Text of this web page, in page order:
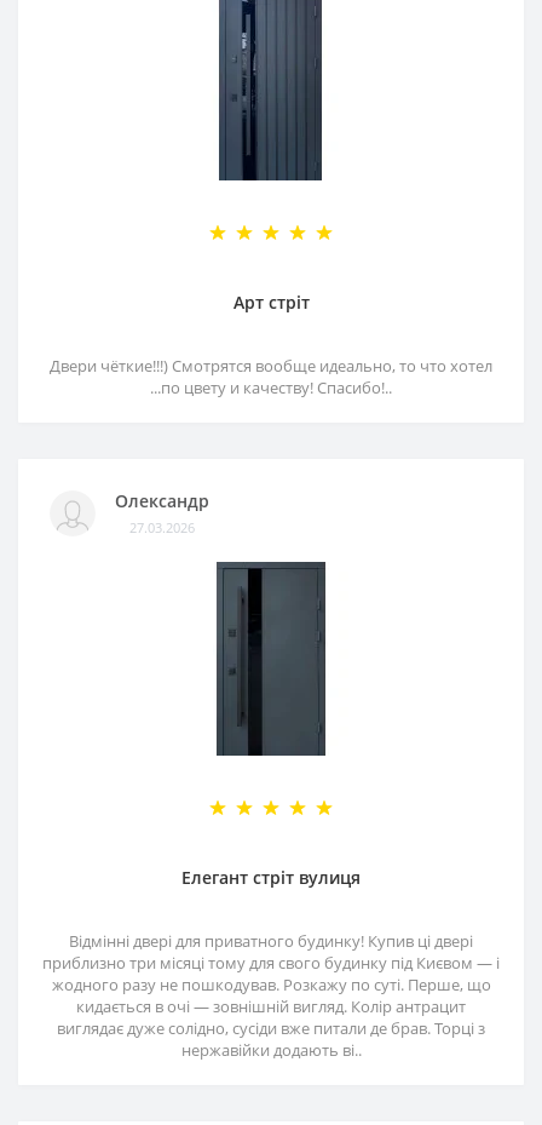
Арт стріт
Двери чёткие!!!) Смотрятся вообще идеально, то что хотел
...по цвету и качеству! Спасибо!..
Олександр
27.03.2026
Елегант стріт вулиця
Відмінні двері для приватного будинку! Купив ці двері
приблизно три місяці тому для свого будинку під Києвом — і
жодного разу не пошкодував. Розкажу по суті. Перше, що
кидається в очі — зовнішній вигляд. Колір антрацит
виглядає дуже солідно, сусіди вже питали де брав. Торці з
нержавійки додають ві..